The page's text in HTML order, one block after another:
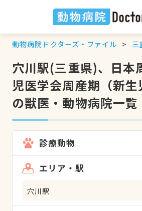
動物病院ドクターズ・ファイル 三
穴川駅(三重県)、日本
児医学会周産期（新
の獣医・動物病院一覧
診療動物
エリア・駅
穴川駅